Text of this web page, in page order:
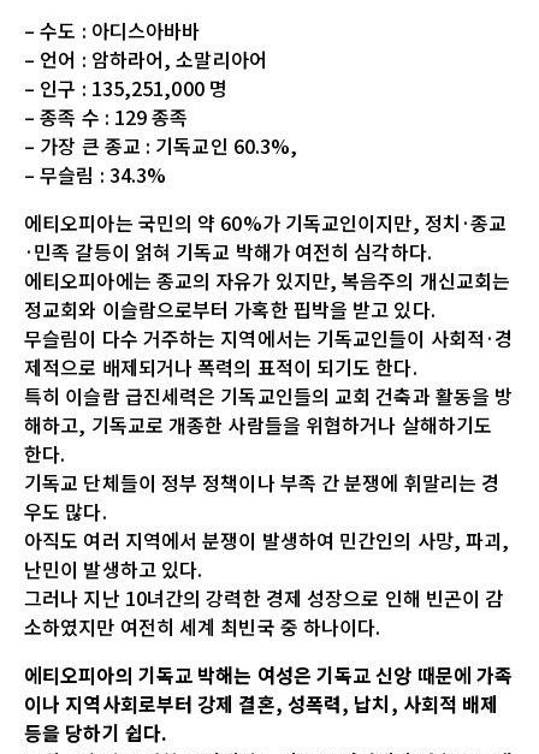
– 수도 : 아디스아바바
– 언어 : 암하라어, 소말리아어
– 인구 : 135,251,000 명
– 종족 수 : 129 종족
– 가장 큰 종교 : 기독교인 60.3%,
– 무슬림 : 34.3%
에티오피아는 국민의 약 60%가 기독교인이지만, 정치·종교
·민족 갈등이 얽혀 기독교 박해가 여전히 심각하다.
에티오피아에는 종교의 자유가 있지만, 복음주의 개신교회는
정교회와 이슬람으로부터 가혹한 핍박을 받고 있다.
무슬림이 다수 거주하는 지역에서는 기독교인들이 사회적·경
제적으로 배제되거나 폭력의 표적이 되기도 한다.
특히 이슬람 급진세력은 기독교인들의 교회 건축과 활동을 방
해하고, 기독교로 개종한 사람들을 위협하거나 살해하기도
한다.
기독교 단체들이 정부 정책이나 부족 간 분쟁에 휘말리는 경
우도 많다.
아직도 여러 지역에서 분쟁이 발생하여 민간인의 사망, 파괴,
난민이 발생하고 있다.
그러나 지난 10녀간의 강력한 경제 성장으로 인해 빈곤이 감
소하였지만 여전히 세계 최빈국 중 하나이다.
에티오피아의 기독교 박해는 여성은 기독교 신앙 때문에 가족
이나 지역사회로부터 강제 결혼, 성폭력, 납치, 사회적 배제
등을 당하기 쉽다.